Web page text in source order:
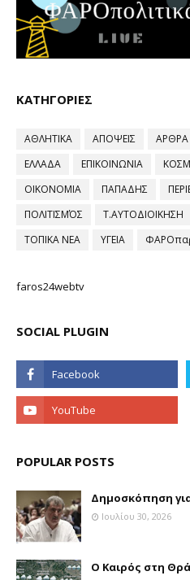
ΚΑΤΗΓΟΡΙΕΣ
ΑΘΛΗΤΙΚΑ ΑΠΟΨΕΙΣ ΑΡΘΡΑ
ΕΛΛΑΔΑ
ΕΠΙΚΟΙΝΩΝΙΑ
ΟΙΚΟΝΟΜΙΑ
ΠΑΠΑΔΗΣ
ΠΟΛΙΤΙΣΜΌΣ
Τ.ΑΥΤΟΔΙΟΙΚΗΣΗ
ΤΟΠΙΚΑ ΝΕΑ
ΥΓΕΙΑ
faros24webtv
SOCIAL PLUGIN
POPULAR POSTS
Δημοσκόπηση
Ιουλίου 30, 2026
Ο Καιρός στη